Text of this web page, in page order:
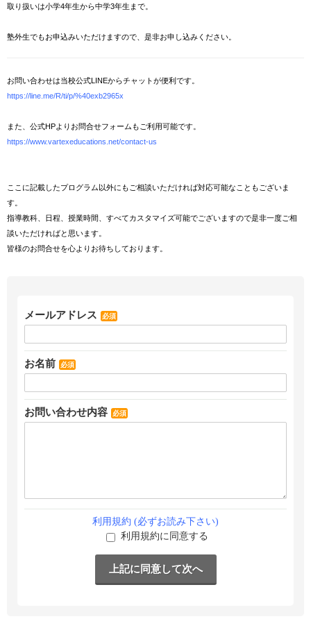
取り扱いは小学4年生から中学3年生まで。
塾外生でもお申込みいただけますので、是非お申し込みください。
お問い合わせは当校公式LINEからチャットが便利です。
https://line.me/R/ti/p/%40exb2965x
また、公式HPよりお問合せフォームもご利用可能です。
https://www.vartexeducations.net/contact-us
ここに記載したプログラム以外にもご相談いただければ対応可能なこともございま
す。
指導教科、日程、授業時間、すべてカスタマイズ可能でございますので是非一度ご相
談いただければと思います。
皆様のお問合せを心よりお待ちしております。
メールアドレス 必須
お名前 必須
お問い合わせ内容 必須
利用規約 (必ずお読み下さい)
利用規約に同意する